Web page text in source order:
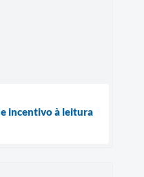
incentivo à leitura